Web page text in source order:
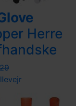
Herre